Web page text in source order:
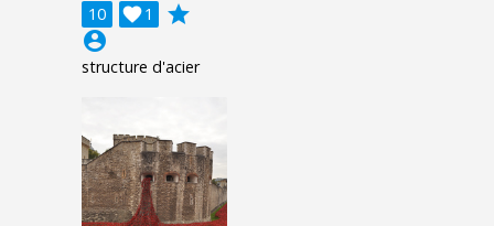
10 1

grade
account_circle
structure d'acier